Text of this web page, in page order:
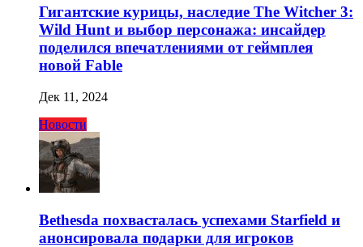
Гигантские курицы, наследие The Witcher 3:
Wild Hunt и выбор персонажа: инсайдер
поделился впечатлениями от геймплея
новой Fable
Дек 11, 2024
Новости
Bethesda похвасталась успехами Starfield и
анонсировала подарки для игроков